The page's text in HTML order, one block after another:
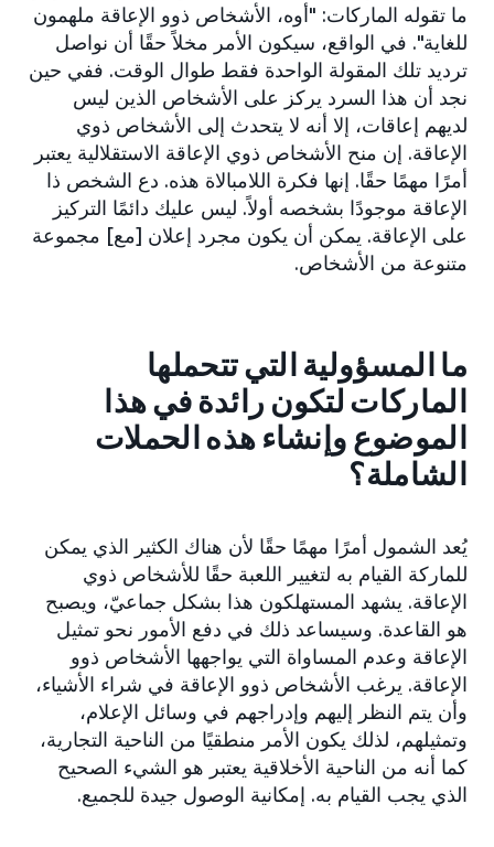
ما تقوله الماركات: "أوه، الأشخاص ذوو الإعاقة ملهمون
للغاية". في الواقع، سيكون الأمر مخلاً حقًا أن نواصل
ترديد تلك المقولة الواحدة فقط طوال الوقت. ففي حين
نجد أن هذا السرد يركز على الأشخاص الذين ليس
لديهم إعاقات، إلا أنه لا يتحدث إلى الأشخاص ذوي
الإعاقة. إن منح الأشخاص ذوي الإعاقة الاستقلالية يعتبر
أمرًا مهمًا حقًا. إنها فكرة اللامبالاة هذه. دع الشخص ذا
الإعاقة موجودًا بشخصه أولاً. ليس عليك دائمًا التركيز
على الإعاقة. يمكن أن يكون مجرد إعلان [مع] مجموعة
متنوعة من الأشخاص.
ما المسؤولية التي تتحملها
الماركات لتكون رائدة في هذا
الموضوع وإنشاء هذه الحملات
الشاملة؟
يُعد الشمول أمرًا مهمًا حقًا لأن هناك الكثير الذي يمكن
للماركة القيام به لتغيير اللعبة حقًا للأشخاص ذوي
الإعاقة. يشهد المستهلكون هذا بشكل جماعيّ، ويصبح
هو القاعدة. وسيساعد ذلك في دفع الأمور نحو تمثيل
الإعاقة وعدم المساواة التي يواجهها الأشخاص ذوو
الإعاقة. يرغب الأشخاص ذوو الإعاقة في شراء الأشياء،
وأن يتم النظر إليهم وإدراجهم في وسائل الإعلام،
وتمثيلهم، لذلك يكون الأمر منطقيًا من الناحية التجارية،
كما أنه من الناحية الأخلاقية يعتبر هو الشيء الصحيح
الذي يجب القيام به. إمكانية الوصول جيدة للجميع.